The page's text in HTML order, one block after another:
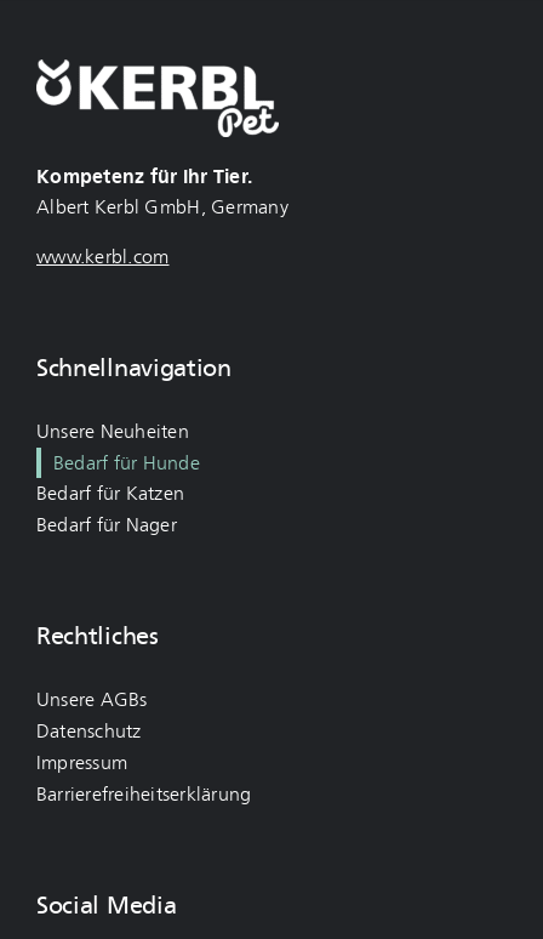
Kompetenz für Ihr Tier.
Albert Kerbl GmbH, Germany
www.kerbl.com
Schnellnavigation
Unsere Neuheiten
Bedarf für Hunde
Bedarf für Katzen
Bedarf für Nager
Rechtliches
Unsere AGBs
Datenschutz
Impressum
Barrierefreiheitserklärung
Social Media